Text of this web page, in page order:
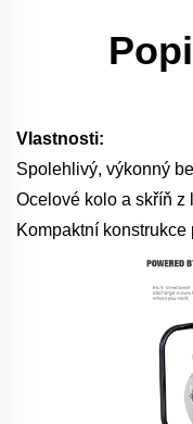
Vlastnosti:
Spolehlivý, výkonný
Ocelové kolo a skříň
Kompaktní